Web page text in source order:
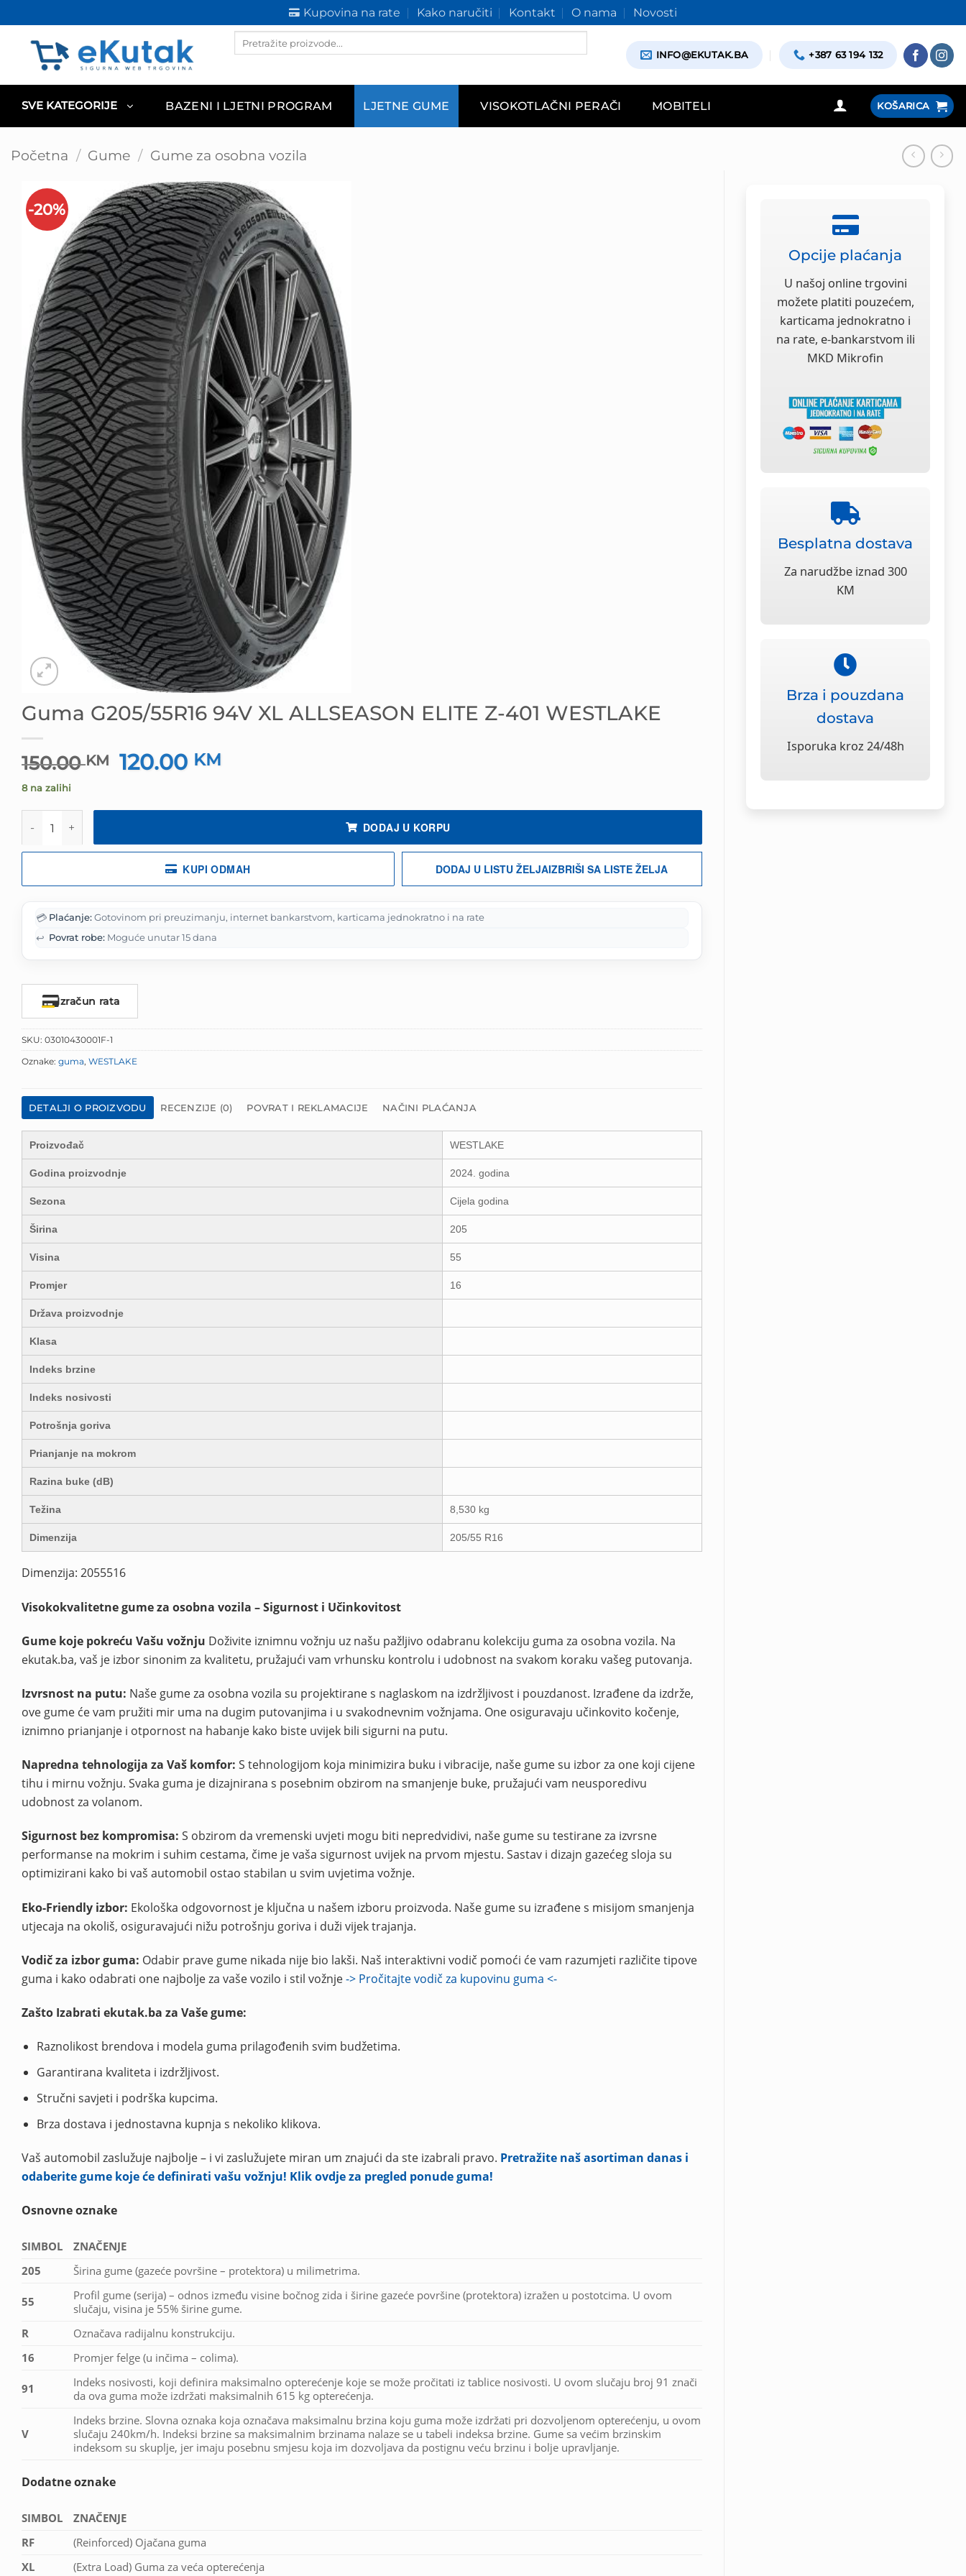
to
content
Kupovina na rate Kako naručiti Kontakt O nama Novosti
Products
INFO@EKUTAK.BA +387 63 194 132
SVE KATEGORIJE BAZENI I LJETNI PROGRAM LJETNE GUME VISOKOTLAČNI PERAČI MOBITELI KOŠARICA
Početna / Gume / Gume za osobna vozila
Opcije plaćanja
U našoj online trgovini
možete platiti pouzećem,
karticama jednokratno i
na rate, e-bankarstvom ili
MKD Mikrofin
Besplatna dostava
Za narudžbe iznad 300
KM
Brza i pouzdana
dostava
Isporuka kroz 24/48h
-20%
Guma G205/55R16 94V XL ALLSEASON ELITE Z-401 WESTLAKE
150.00KM
Izvorna
cijena
je:
120.00 KM
120.00 KM.
8 na zalihi
DODAJ U KORPU
KUPI ODMAH DODAJ U LISTU ŽELJAIZBRIŠI SA LISTE ŽELJA
💳 Plaćanje:Gotovinom pri preuzimanju, internet bankarstvom, karticama jednokratno i na rate
↩️ Povrat robe: Moguće unutar 15 dana
Izračun rata
SKU: 03010430001F-1
Oznake: guma, WESTLAKE
DETALJI O PROIZVODU RECENZIJE (0) POVRAT I REKLAMACIJE NAČINI PLAĆANJA
Proizvođač WESTLAKE
Godina proizvodnje 2024. godina
Sezona Cijela godina
Širina 205
Visina 55
Promjer 16
Država proizvodnje
Klasa
Indeks brzine
Indeks nosivosti
Potrošnja goriva
Prianjanje na mokrom
Razina buke (dB)
Težina 8,530 kg
Dimenzija 205/55 R16
Dimenzija: 2055516
Visokokvalitetne gume za osobna vozila – Sigurnost i Učinkovitost
Gume koje pokreću Vašu vožnju Doživite iznimnu vožnju uz našu pažljivo odabranu kolekciju guma za osobna vozila. Na
ekutak.ba, vaš je izbor sinonim za kvalitetu, pružajući vam vrhunsku kontrolu i udobnost na svakom koraku vašeg putovanja.
Izvrsnost na putu: Naše gume za osobna vozila su projektirane s naglaskom na izdržljivost i pouzdanost. Izrađene da izdrže,
ove gume će vam pružiti mir uma na dugim putovanjima i u svakodnevnim vožnjama. One osiguravaju učinkovito kočenje,
iznimno prianjanje i otpornost na habanje kako biste uvijek bili sigurni na putu.
Napredna tehnologija za Vaš komfor: S tehnologijom koja minimizira buku i vibracije, naše gume su izbor za one koji cijene
tihu i mirnu vožnju. Svaka guma je dizajnirana s posebnim obzirom na smanjenje buke, pružajući vam neusporedivu
udobnost za volanom.
Sigurnost bez kompromisa: S obzirom da vremenski uvjeti mogu biti nepredvidivi, naše gume su testirane za izvrsne
performanse na mokrim i suhim cestama, čime je vaša sigurnost uvijek na prvom mjestu. Sastav i dizajn gazećeg sloja su
optimizirani kako bi vaš automobil ostao stabilan u svim uvjetima vožnje.
Eko-Friendly izbor: Ekološka odgovornost je ključna u našem izboru proizvoda. Naše gume su izrađene s misijom smanjenja
utjecaja na okoliš, osiguravajući nižu potrošnju goriva i duži vijek trajanja.
Vodič za izbor guma: Odabir prave gume nikada nije bio lakši. Naš interaktivni vodič pomoći će vam razumjeti različite tipove
guma i kako odabrati one najbolje za vaše vozilo i stil vožnje-> Pročitajte vodič za kupovinu guma <-
Zašto Izabrati ekutak.ba za Vaše gume:
Raznolikost brendova i modela guma prilagođenih svim budžetima.
Garantirana kvaliteta i izdržljivost.
Stručni savjeti i podrška kupcima.
Brza dostava i jednostavna kupnja s nekoliko klikova.
Vaš automobil zaslužuje najbolje – i vi zaslužujete miran um znajući da ste izabrali pravo. Pretražite naš asortiman danas i
odaberite gume koje će definirati vašu vožnju! Klik ovdje za pregled ponude guma!
Osnovne oznake
SIMBOL
ZNAČENJE
205
Širina gume (gazeće površine – protektora) u milimetrima.
55
Profil gume (serija) – odnos između visine bočnog zida i širine gazeće površine (protektora) izražen u postotcima. U ovom
slučaju, visina je 55% širine gume.
R
Označava radijalnu konstrukciju.
16
Promjer felge (u inčima – colima).
91
Indeks nosivosti, koji definira maksimalno opterećenje koje se može pročitati iz tablice nosivosti. U ovom slučaju broj 91 znači
da ova guma može izdržati maksimalnih 615 kg opterećenja.
V
Indeks brzine. Slovna oznaka koja označava maksimalnu brzina koju guma može izdržati pri dozvoljenom opterećenju, u ovom
slučaju 240km/h. Indeksi brzine sa maksimalnim brzinama nalaze se u tabeli indeksa brzine. Gume sa većim brzinskim
indeksom su skuplje, jer imaju posebnu smjesu koja im dozvoljava da postignu veću brzinu i bolje upravljanje.
Dodatne oznake
SIMBOL
ZNAČENJE
RF
(Reinforced) Ojačana guma
XL
(Extra Load) Guma za veća opterećenja